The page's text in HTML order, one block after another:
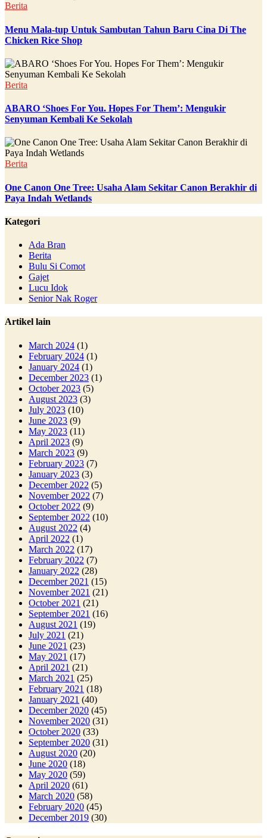
Berita
Menu Mala-tup Untuk Sambutan Tahun Baru Cina Di The
Chicken Rice Shop
Berita
ABARO ‘Shoes For You. Hopes For Them’: Mengukir
Senyuman Kembali Ke Sekolah
Berita
One Canon One Tree: Usaha Alam Sekitar Canon Berakhir di
Paya Indah Wetlands
Kategori
Ada Bran
Berita
Bulu Si Comot
Gajet
Lucu Idok
Senior Nak Roger
Artikel lain
March 2024 (1)
February 2024 (1)
January 2024 (1)
December 2023 (1)
October 2023 (5)
August 2023 (3)
July 2023 (10)
June 2023 (9)
May 2023 (11)
April 2023 (9)
March 2023 (9)
February 2023 (7)
January 2023 (3)
December 2022 (5)
November 2022 (7)
October 2022 (9)
September 2022 (10)
August 2022 (4)
April 2022 (1)
March 2022 (17)
February 2022 (7)
January 2022 (28)
December 2021 (15)
November 2021 (21)
October 2021 (21)
September 2021 (16)
August 2021 (19)
July 2021 (21)
June 2021 (23)
May 2021 (17)
April 2021 (21)
March 2021 (25)
February 2021 (18)
January 2021 (40)
December 2020 (45)
November 2020 (31)
October 2020 (33)
September 2020 (31)
August 2020 (20)
June 2020 (18)
May 2020 (59)
April 2020 (61)
March 2020 (58)
February 2020 (45)
December 2019 (30)